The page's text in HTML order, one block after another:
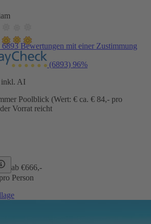
Bewertungen mit einer Zustimmung
(6893) 96%
inkl. AI
Poolblick (Wert: € ca. € 84,- pro
Vorrat reicht
ab €666,-
Person